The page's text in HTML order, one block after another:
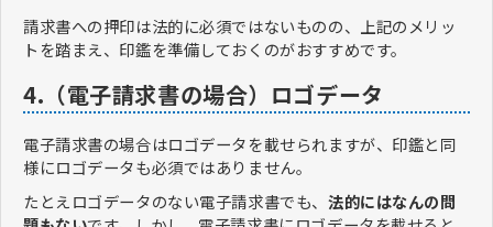
請求書への押印は法的に必須ではないものの、上記のメリッ
トを踏まえ、印鑑を準備しておくのがおすすめです。
4.（電子請求書の場合）ロゴデータ
電子請求書の場合はロゴデータを載せられますが、印鑑と同
様にロゴデータも必須ではありません。
たとえロゴデータのない電子請求書でも、 法的にはなんの問